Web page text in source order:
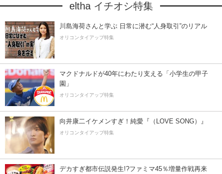
eltha イチオシ特集
川島海荷さんと学ぶ 日常に潜む“人身取引”のリアル
オリコンタイアップ特集
マクドナルドが40年にわたり支える「小学生の甲子
園」
オリコンタイアップ特集
向井康二イケメンすぎ！純愛『（LOVE SONG）』
オリコンタイアップ特集
デカすぎ都市伝説発生!?ファミマ45％増量作戦再来